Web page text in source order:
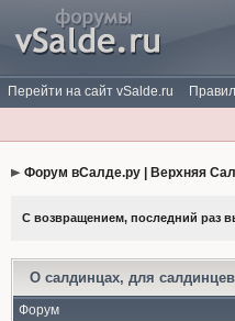
Перейти на сайт vSalde.ru
Форум вСалде.ру | Верхняя
С возвращением, последний раз
О салдинцах, для салдинцев
Форум